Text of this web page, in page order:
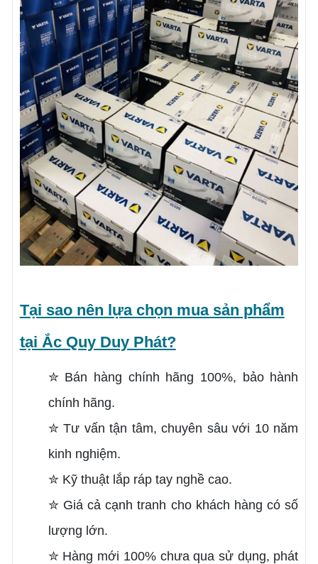
Tại sao nên lựa chọn mua sản phẩm
tại Ắc Quy Duy Phát?
✮ Bán hàng chính hãng 100%, bảo hành
chính hãng.
✮Tư vấn tận tâm, chuyên sâu với 10 năm
kinh nghiệm.
✮ Kỹ thuật lắp ráp tay nghề cao.
✮ Giá cả cạnh tranh cho khách hàng có số
lượng lớn.
✮ Hàng mới 100% chưa qua sử dụng, phát